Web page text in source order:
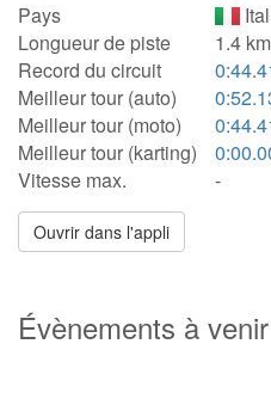
Pays
Longueur de piste
1.4
Record du circuit
Meilleur tour (auto)
Meilleur tour (moto)
Meilleur tour (karting)
Vitesse max.
-
Ouvrir dans l'appli
Évènements à venir